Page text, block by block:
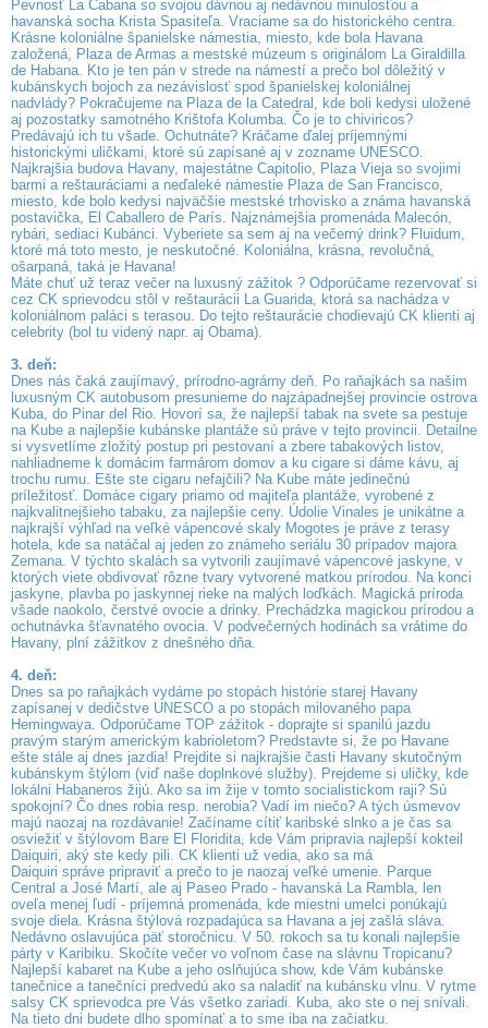
Pevnosť La Cabana so svojou dávnou aj nedávnou minulosťou a
havanská socha Krista Spasiteľa. Vraciame sa do historického centra.
Krásne koloniálne španielske námestia, miesto, kde bola Havana
založená, Plaza de Armas a mestské múzeum s originálom La Giraldilla
de Habana. Kto je ten pán v strede na námestí a prečo bol dôležitý v
kubánskych bojoch za nezávislosť spod španielskej koloniálnej
nadvlády? Pokračujeme na Plaza de la Catedral, kde boli kedysi uložené
aj pozostatky samotného Krištofa Kolumba. Čo je to chiviricos?
Predávajú ich tu všade. Ochutnáte? Kráčame ďalej príjemnými
historickými uličkami, ktoré sú zapísané aj v zozname UNESCO.
Najkrajšia budova Havany, majestátne Capitolio, Plaza Vieja so svojimi
barmi a reštauráciami a neďaleké námestie Plaza de San Francisco,
miesto, kde bolo kedysi najväčšie mestské trhovisko a známa havanská
postavička, El Caballero de París. Najznámejšia promenáda Malecón,
rybári, sediaci Kubánci. Vyberiete sa sem aj na večerný drink? Fluidum,
ktoré má toto mesto, je neskutočné. Koloniálna, krásna, revolučná,
ošarpaná, taká je Havana!
Máte chuť už teraz večer na luxusný zážitok ? Odporúčame rezervovať si
cez CK sprievodcu stôl v reštaurácii La Guarida, ktorá sa nachádza v
koloniálnom paláci s terasou. Do tejto reštaurácie chodievajú CK klienti aj
celebrity (bol tu videný napr. aj Obama).
3. deň:
Dnes nás čaká zaujímavý, prírodno-agrárny deň. Po raňajkách sa našim
luxusným CK autobusom presunieme do najzápadnejšej provincie ostrova
Kuba, do Pinar del Rio. Hovorí sa, že najlepší tabak na svete sa pestuje
na Kube a najlepšie kubánske plantáže sú práve v tejto provincii. Detailne
si vysvetlíme zložitý postup pri pestovaní a zbere tabakových listov,
nahliadneme k domácim farmárom domov a ku cigare si dáme kávu, aj
trochu rumu. Ešte ste cigaru nefajčili? Na Kube máte jedinečnú
príležitosť. Domáce cigary priamo od majiteľa plantáže, vyrobené z
najkvalitnejšieho tabaku, za najlepšie ceny. Údolie Vinales je unikátne a
najkrajší výhľad na veľké vápencové skaly Mogotes je práve z terasy
hotela, kde sa natáčal aj jeden zo známeho seriálu 30 prípadov majora
Zemana. V týchto skalách sa vytvorili zaujímavé vápencové jaskyne, v
ktorých viete obdivovať rôzne tvary vytvorené matkou prírodou. Na konci
jaskyne, plavba po jaskynnej rieke na malých loďkách. Magická príroda
všade naokolo, čerstvé ovocie a drinky. Prechádzka magickou prírodou a
ochutnávka šťavnatého ovocia. V podvečerných hodinách sa vrátime do
Havany, plní zážitkov z dnešného dňa.
4. deň:
Dnes sa po raňajkách vydáme po stopách histórie starej Havany
zapísanej v dedičstve UNESCO a po stopách milovaného papa
Hemingwaya. Odporúčame TOP zážitok - doprajte si spanilú jazdu
pravým starým americkým kabrioletom? Predstavte si, že po Havane
ešte stále aj dnes jazdia! Prejdite si najkrajšie časti Havany skutočným
kubánskym štýlom (viď naše doplnkové služby). Prejdeme si uličky, kde
lokálni Habaneros žijú. Ako sa im žije v tomto socialistickom raji? Sú
spokojní? Čo dnes robia resp. nerobia? Vadí im niečo? A tých úsmevov
majú naozaj na rozdávanie! Začíname cítiť karibské slnko a je čas sa
osviežiť v štýlovom Bare El Floridita, kde Vám pripravia najlepší kokteil
Daiquiri, aký ste kedy pili. CK klienti už vedia, ako sa má
Daiquiri správe pripraviť a prečo to je naozaj veľké umenie. Parque
Central a José Martí, ale aj Paseo Prado - havanská La Rambla, len
oveľa menej ľudí - príjemná promenáda, kde miestni umelci ponúkajú
svoje diela. Krásna štýlová rozpadajúca sa Havana a jej zašlá sláva.
Nedávno oslavujúca päť storočnicu. V 50. rokoch sa tu konali najlepšie
párty v Karibiku. Skočíte večer vo voľnom čase na slávnu Tropicanu?
Najlepší kabaret na Kube a jeho oslňujúca show, kde Vám kubánske
tanečnice a tanečníci predvedú ako sa naladiť na kubánsku vlnu. V rytme
salsy CK sprievodca pre Vás všetko zariadi. Kuba, ako ste o nej snívali.
Na tieto dni budete dlho spomínať a to sme iba na začiatku.